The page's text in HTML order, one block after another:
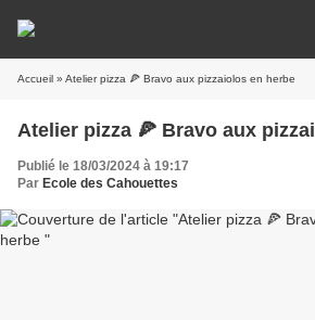
Accueil » Atelier pizza 🍕 Bravo aux pizzaiolos en herbe
Atelier pizza 🍕 Bravo aux
Publié le 18/03/2024 à 19:17
Par Ecole des Cahouettes